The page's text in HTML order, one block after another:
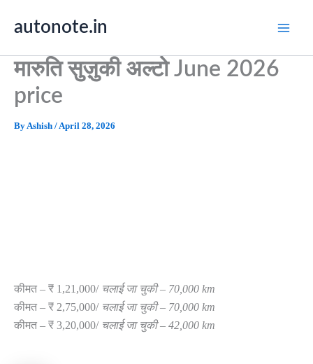
autonote.in
मारुति सुज़ुकी अल्टो June 2026
price
ByAshish /April 28, 2026
कीमत – ₹ 1,21,000/ चलाई जा चुकी – 70,000 km
कीमत – ₹ 2,75,000/ चलाई जा चुकी – 70,000 km
कीमत – ₹ 3,20,000/ चलाई जा चुकी – 42,000 km